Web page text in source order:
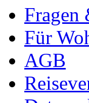
Fragen
Für
AGB